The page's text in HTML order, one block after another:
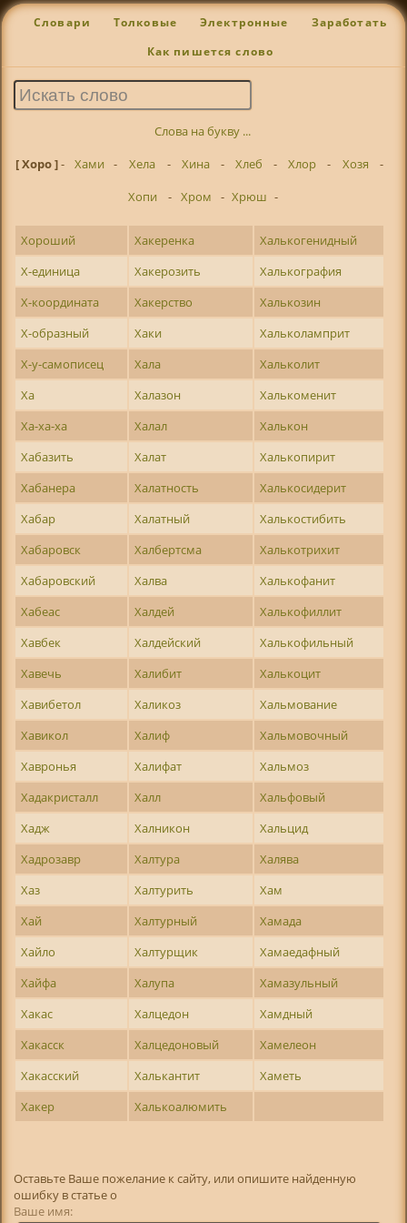
Словари Толковые Электронные Заработать
Как пишется слово
Слова на букву ...
[ Хоро ]- Хами - Хела - Хина - Хлеб - Хлор - Хозя
-
Хопи
- Хром - Хрюш -
Хороший Хакеренка
Халькогенидный
Х-единица
Хакерозить
Халькография
Х-координата
Хакерство
Халькозин
Х-образный
Хаки
Хальколамприт
Х-у-самописец
Хала
Хальколит
Ха
Халазон
Халькоменит
Ха-ха-ха
Халал
Халькон
Хабазить
Халат
Халькопирит
Хабанера
Халатность
Халькосидерит
Хабар
Халатный
Халькостибить
Хабаровск
Халбертсма
Халькотрихит
Хабаровский
Халва
Халькофанит
Хабеас
Халдей
Халькофиллит
Хавбек
Халдейский
Халькофильный
Хавечь
Халибит
Халькоцит
Хавибетол
Халикоз
Хальмование
Хавикол
Халиф
Хальмовочный
Хавронья
Халифат
Хальмоз
Хадакристалл
Халл
Хальфовый
Хадж
Халникон
Хальцид
Хадрозавр
Халтура
Халява
Хаз
Халтурить
Хам
Хай
Халтурный
Хамада
Хайло
Халтурщик
Хамаедафный
Хайфа
Халупа
Хамазульный
Хакас
Халцедон
Хамдный
Хакасск
Халцедоновый
Хамелеон
Хакасский
Халькантит
Хаметь
Хакер
Халькоалюмить
Оставьте Ваше пожелание к сайту, или опишите найденную
ошибку в статье о
Ваше имя: